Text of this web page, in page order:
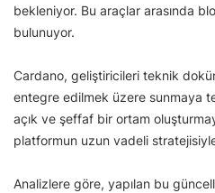
bekleniyor. Bu araçlar arasında
bulunuyor.
Cardano, geliştiricileri teknik
entegre edilmek üzere sunmaya
açık ve şeffaf bir ortam
platformun uzun vadeli
Analizlere göre, yapılan bu